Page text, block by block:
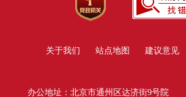
关于我们 站点地图 建议意见
办公地址：北京市通州区达济街9号院